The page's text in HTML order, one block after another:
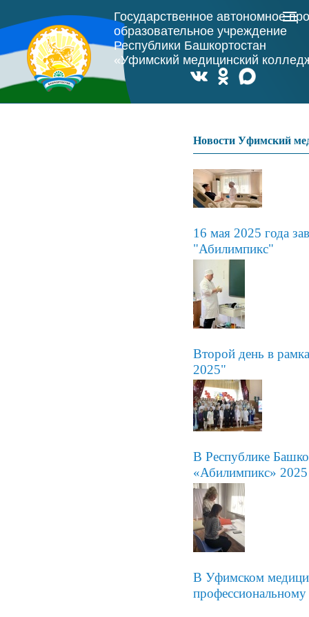
Государственное автономное
образовательное учреждение
Республики Башкортостан
«Уфимский медицинский
Новости Уфимский
16 мая 2025 года
"Абилимпикс"
Второй день в
2025"
В Республике
«Абилимпикс» 2025
В Уфимском